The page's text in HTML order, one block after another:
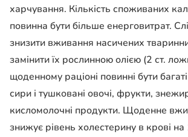
харчування. Кількість споживаних
повинна бути більше енерговитрат.
знизити вживання насичених
замінити їх рослинною олією (2 ст.
щоденному раціоні повинні бути
сири і тушковані овочі, фрукти,
кисломолочні продукти. Щоденне
знижує рівень холестерину в крові